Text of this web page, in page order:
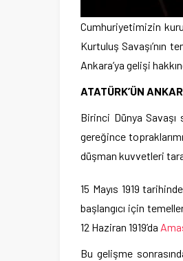
Cumhuriyetimizin
Kurtuluş Savaşı’nın
Ankara’ya gelişi
ATATÜRK’ÜN
Birinci Dünya Savaşı
gereğince
düşman kuvvetleri
15 Mayıs 1919
başlangıcı için
12 Haziran 1919’da
Bu gelişme